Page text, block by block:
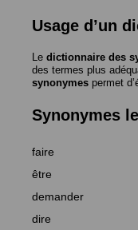
Usage d’un
Le dictionnaire des
des termes plus
synonymes permet
Synonymes
faire
être
demander
dire